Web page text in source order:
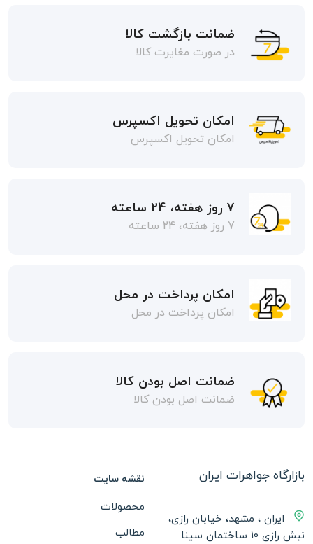
ضمانت بازگشت کالا
در صورت مغایرت کالا
امکان تحویل اکسپرس
امکان تحویل اکسپرس
7 روز هفته، 24 ساعته
7 روز هفته، 24 ساعته
امکان پرداخت در محل
امکان پرداخت در محل
ضمانت اصل بودن کالا
ضمانت اصل بودن کالا
بازارگاه جواهرات ایران
ایران ، مشهد، خیابان رازی،
نبش رازی 10 ساختمان سینا
نقشه سایت
محصولات
مطالب